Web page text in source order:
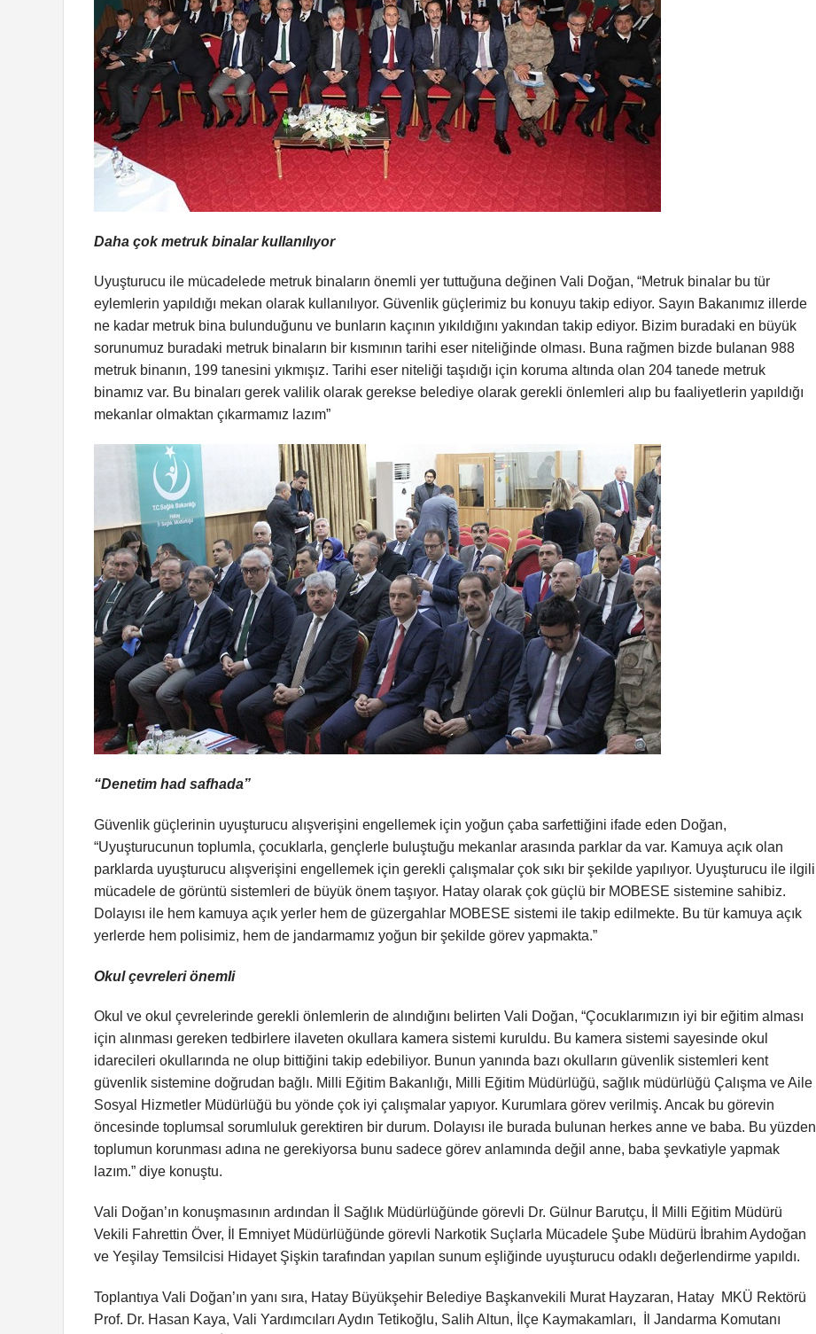
Daha çok metruk binalar kullanılıyor
Uyuşturucu ile mücadelede metruk binaların önemli yer tuttuğuna değinen Vali Doğan, “Metruk binalar bu tür
eylemlerin yapıldığı mekan olarak kullanılıyor. Güvenlik güçlerimiz bu konuyu takip ediyor. Sayın Bakanımız illerde
ne kadar metruk bina bulunduğunu ve bunların kaçının yıkıldığını yakından takip ediyor. Bizim buradaki en büyük
sorunumuz buradaki metruk binaların bir kısmının tarihi eser niteliğinde olması. Buna rağmen bizde bulanan 988
metruk binanın, 199 tanesini yıkmışız. Tarihi eser niteliği taşıdığı için koruma altında olan 204 tanede metruk
binamız var. Bu binaları gerek valilik olarak gerekse belediye olarak gerekli önlemleri alıp bu faaliyetlerin yapıldığı
mekanlar olmaktan çıkarmamız lazım”
“Denetim had safhada”
Güvenlik güçlerinin uyuşturucu alışverişini engellemek için yoğun çaba sarfettiğini ifade eden Doğan,
“Uyuşturucunun toplumla, çocuklarla, gençlerle buluştuğu mekanlar arasında parklar da var. Kamuya açık olan
parklarda uyuşturucu alışverişini engellemek için gerekli çalışmalar çok sıkı bir şekilde yapılıyor. Uyuşturucu ile ilgili
mücadele de görüntü sistemleri de büyük önem taşıyor. Hatay olarak çok güçlü bir MOBESE sistemine sahibiz.
Dolayısı ile hem kamuya açık yerler hem de güzergahlar MOBESE sistemi ile takip edilmekte. Bu tür kamuya açık
yerlerde hem polisimiz, hem de jandarmamız yoğun bir şekilde görev yapmakta.”
Okul çevreleri önemli
Okul ve okul çevrelerinde gerekli önlemlerin de alındığını belirten Vali Doğan, “Çocuklarımızın iyi bir eğitim alması
için alınması gereken tedbirlere ilaveten okullara kamera sistemi kuruldu. Bu kamera sistemi sayesinde okul
idarecileri okullarında ne olup bittiğini takip edebiliyor. Bunun yanında bazı okulların güvenlik sistemleri kent
güvenlik sistemine doğrudan bağlı. Milli Eğitim Bakanlığı, Milli Eğitim Müdürlüğü, sağlık müdürlüğü Çalışma ve Aile
Sosyal Hizmetler Müdürlüğü bu yönde çok iyi çalışmalar yapıyor. Kurumlara görev verilmiş. Ancak bu görevin
öncesinde toplumsal sorumluluk gerektiren bir durum. Dolayısı ile burada bulunan herkes anne ve baba. Bu yüzden
toplumun korunması adına ne gerekiyorsa bunu sadece görev anlamında değil anne, baba şevkatiyle yapmak
lazım.” diye konuştu.
Vali Doğan’ın konuşmasının ardından İl Sağlık Müdürlüğünde görevli Dr. Gülnur Barutçu, İl Milli Eğitim Müdürü
Vekili Fahrettin Över, İl Emniyet Müdürlüğünde görevli Narkotik Suçlarla Mücadele Şube Müdürü İbrahim Aydoğan
ve Yeşilay Temsilcisi Hidayet Şişkin tarafından yapılan sunum eşliğinde uyuşturucu odaklı değerlendirme yapıldı.
Toplantıya Vali Doğan’ın yanı sıra, Hatay Büyükşehir Belediye Başkanvekili Murat Hayzaran, Hatay MKÜ Rektörü
Prof. Dr. Hasan Kaya, Vali Yardımcıları Aydın Tetikoğlu, Salih Altun, İlçe Kaymakamları, İl Jandarma Komutanı